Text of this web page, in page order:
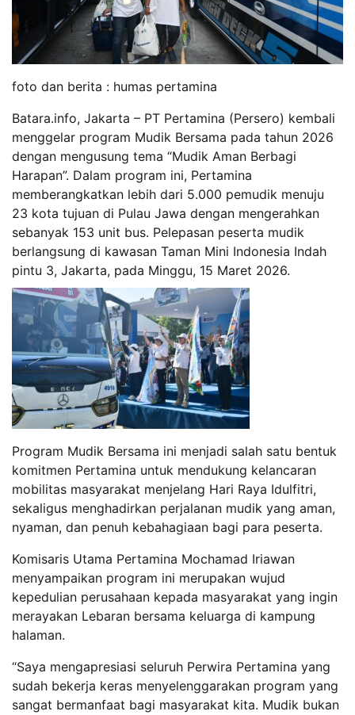
foto dan berita : humas pertamina
Batara.info, Jakarta – PT Pertamina (Persero) kembali
menggelar program Mudik Bersama pada tahun 2026
dengan mengusung tema “Mudik Aman Berbagi
Harapan”. Dalam program ini, Pertamina
memberangkatkan lebih dari 5.000 pemudik menuju
23 kota tujuan di Pulau Jawa dengan mengerahkan
sebanyak 153 unit bus. Pelepasan peserta mudik
berlangsung di kawasan Taman Mini Indonesia Indah
pintu 3, Jakarta, pada Minggu, 15 Maret 2026.
Program Mudik Bersama ini menjadi salah satu bentuk
komitmen Pertamina untuk mendukung kelancaran
mobilitas masyarakat menjelang Hari Raya Idulfitri,
sekaligus menghadirkan perjalanan mudik yang aman,
nyaman, dan penuh kebahagiaan bagi para peserta.
Komisaris Utama Pertamina Mochamad Iriawan
menyampaikan program ini merupakan wujud
kepedulian perusahaan kepada masyarakat yang ingin
merayakan Lebaran bersama keluarga di kampung
halaman.
“Saya mengapresiasi seluruh Perwira Pertamina yang
sudah bekerja keras menyelenggarakan program yang
sangat bermanfaat bagi masyarakat kita. Mudik bukan